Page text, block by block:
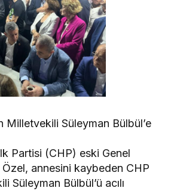
Milletvekili Süleyman Bülbül’e
Partisi (CHP) eski Genel
Özel, annesini kaybeden CHP
Süleyman Bülbül’ü acılı